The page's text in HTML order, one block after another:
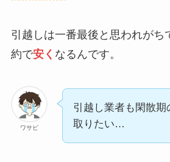
引越しは一番最後と思われがち
約で安く なるんです。
ワサビ
引越し業者も閑散期
取りたい…